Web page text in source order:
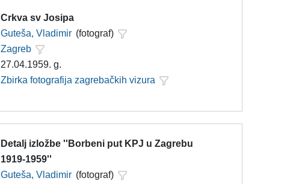
Crkva sv Josipa
Guteša, Vladimir (fotograf)
Zagreb
27.04.1959. g.
Zbirka fotografija zagrebačkih vizura
Detalj izložbe ''Borbeni put KPJ u Zagrebu
1919-1959''
Guteša, Vladimir (fotograf)